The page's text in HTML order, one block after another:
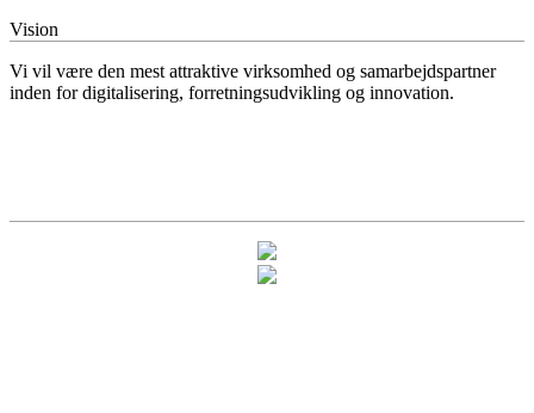
Vision
Vi vil være den mest attraktive virksomhed og samarbejdspartner
inden for digitalisering, forretningsudvikling og innovation.